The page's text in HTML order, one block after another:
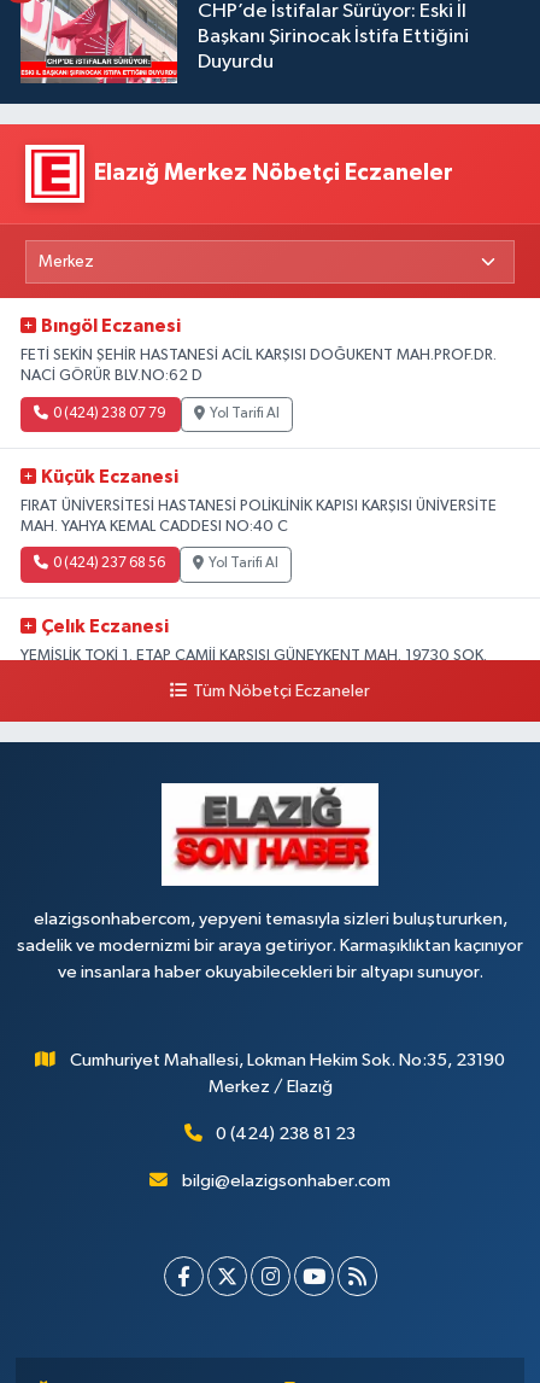
CHP’de İstifalar Sürüyor: Eski İl
Başkanı Şirinocak İstifa Ettiğini
Duyurdu
Elazığ Merkez Nöbetçi Eczaneler
Bıngöl Eczanesi
FETİ SEKİN ŞEHİR HASTANESİ ACİL KARŞISI DOĞUKENT MAH.PROF.DR.
NACİ GÖRÜR BLV.NO:62 D
0 (424) 238 07 79 Yol Tarifi Al
Küçük Eczanesi
FIRAT ÜNİVERSİTESİ HASTANESİ POLİKLİNİK KAPISI KARŞISI ÜNİVERSİTE
MAH. YAHYA KEMAL CADDESI NO:40 C
0 (424) 237 68 56 Yol Tarifi Al
Çelık Eczanesi
YEMİŞLİK TOKİ 1. ETAP CAMİİ KARŞISI GÜNEYKENT MAH. 19730 SOK.
(HOZAT GARAJI OPET KARŞISI) 1. HARPUT CAD. SARISALTIK SOK NO:7 1
Yol Tarifi Al
Tüm Nöbetçi Eczaneler
elazigsonhabercom, yepyeni temasıyla sizleri buluştururken,
sadelik ve modernizmi bir araya getiriyor. Karmaşıklıktan kaçınıyor
ve insanlara haber okuyabilecekleri bir altyapı sunuyor.
Cumhuriyet Mahallesi, Lokman Hekim Sok. No:35, 23190
Merkez / Elazığ
0 (424) 238 81 23
bilgi@elazigsonhaber.com